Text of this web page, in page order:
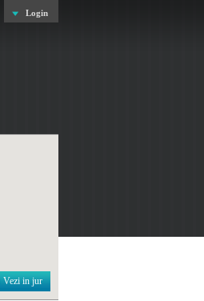
Login
Vezi in jur